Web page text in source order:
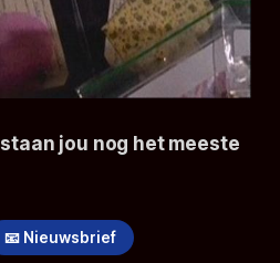
jou nog het meeste
📧 Nieuwsbrief